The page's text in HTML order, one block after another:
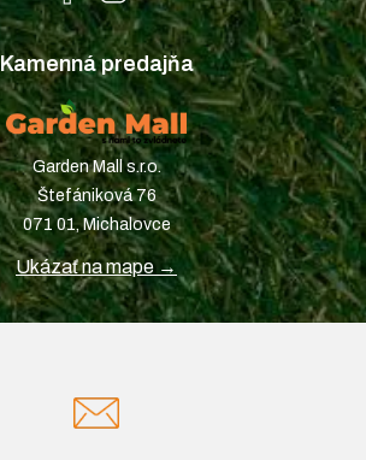
Kamenná predajňa
Garden Mall s.r.o.
Štefániková 76
071 01, Michalovce
Ukázať na mape →